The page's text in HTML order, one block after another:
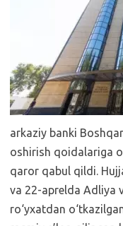
arkaziy banki
oshirish qoidalariga
qaror qabul qildi.
va 22-aprelda Adliya
ro‘yxatdan